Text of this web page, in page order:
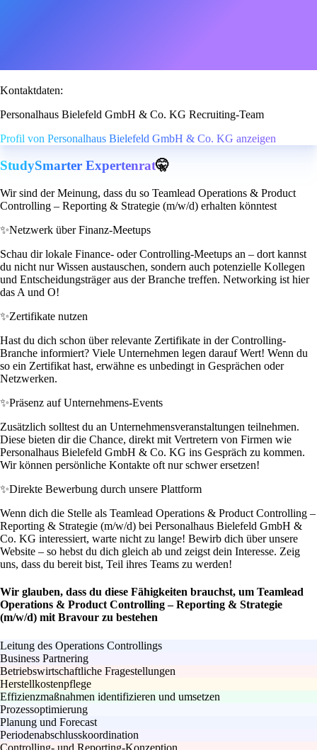
Kontaktdaten:
Personalhaus Bielefeld GmbH & Co. KG Recruiting-Team
Profil von Personalhaus Bielefeld GmbH & Co. KG anzeigen
StudySmarter Expertenrat🤫
Wir sind der Meinung, dass du so Teamlead Operations & Product
Controlling – Reporting & Strategie (m/w/d) erhalten könntest
✨Netzwerk über Finanz-Meetups
Schau dir lokale Finance- oder Controlling-Meetups an – dort kannst
du nicht nur Wissen austauschen, sondern auch potenzielle Kollegen
und Entscheidungsträger aus der Branche treffen. Networking ist hier
das A und O!
✨Zertifikate nutzen
Hast du dich schon über relevante Zertifikate in der Controlling-
Branche informiert? Viele Unternehmen legen darauf Wert! Wenn du
so ein Zertifikat hast, erwähne es unbedingt in Gesprächen oder
Netzwerken.
✨Präsenz auf Unternehmens-Events
Zusätzlich solltest du an Unternehmensveranstaltungen teilnehmen.
Diese bieten dir die Chance, direkt mit Vertretern von Firmen wie
Personalhaus Bielefeld GmbH & Co. KG ins Gespräch zu kommen.
Wir können persönliche Kontakte oft nur schwer ersetzen!
✨Direkte Bewerbung durch unsere Plattform
Wenn dich die Stelle als Teamlead Operations & Product Controlling –
Reporting & Strategie (m/w/d) bei Personalhaus Bielefeld GmbH &
Co. KG interessiert, warte nicht zu lange! Bewirb dich über unsere
Website – so hebst du dich gleich ab und zeigst dein Interesse. Zeig
uns, dass du bereit bist, Teil ihres Teams zu werden!
Wir glauben, dass du diese Fähigkeiten brauchst, um Teamlead
Operations & Product Controlling – Reporting & Strategie
(m/w/d) mit Bravour zu bestehen
Leitung des Operations Controllings
Business Partnering
Betriebswirtschaftliche Fragestellungen
Herstellkostenpflege
Effizienzmaßnahmen identifizieren und umsetzen
Prozessoptimierung
Planung und Forecast
Periodenabschlusskoordination
Controlling- und Reporting-Konzeption